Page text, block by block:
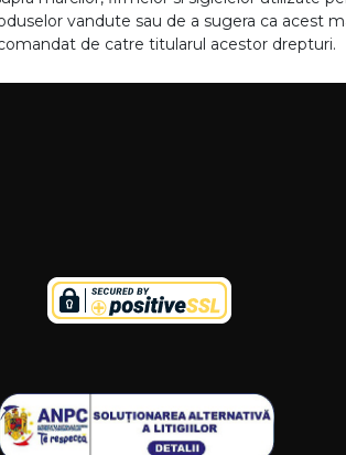
vandute sau de a sugera ca acest
de catre titularul acestor drepturi.